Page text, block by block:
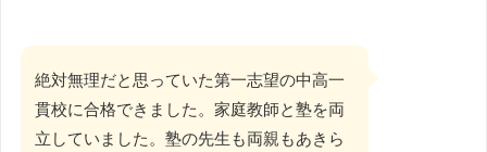
絶対無理だと思っていた第一志望の中高一
貫校に合格できました。家庭教師と塾を両
立していました。塾の先生も両親もあきら